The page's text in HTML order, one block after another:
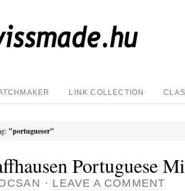
LINK COLLECTION
"portugueser"
Portuguese
· LEAVE A COMMENT